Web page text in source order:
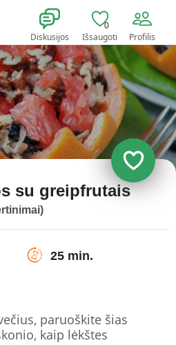
Diskusijos
0
Išsaugoti Profilis
su greipfrutais
25 min.
paruoškite šias
kaip lėkštes